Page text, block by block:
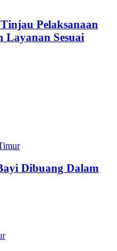
Pelaksanaan
Layanan Sesuai
Dibuang Dalam